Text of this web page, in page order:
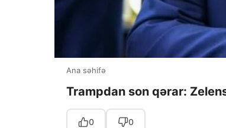
Ana səhifə
Trampdan son qərar:
0 0